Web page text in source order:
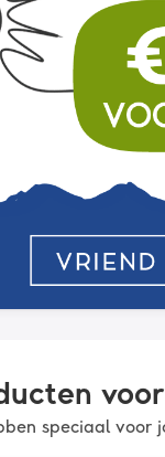
speciaal voor